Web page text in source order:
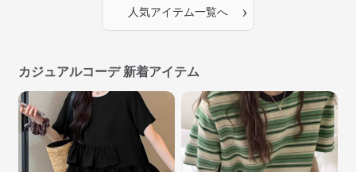
人気アイテム一覧へ ›
カジュアルコーデ 新着アイテム